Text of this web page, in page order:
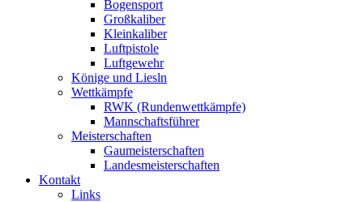
Bogensport
Großkaliber
Kleinkaliber
Luftpistole
Luftgewehr
Könige und Liesln
Wettkämpfe
RWK (Rundenwettkämpfe)
Mannschaftsführer
Meisterschaften
Gaumeisterschaften
Landesmeisterschaften
Kontakt
Links